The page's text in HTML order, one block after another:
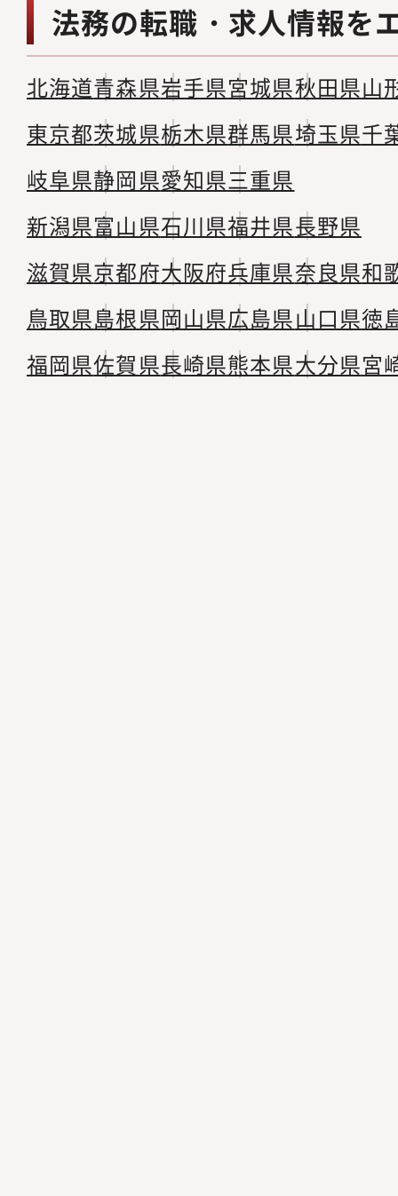
法務の転職・求人情報を
北海道青森県岩手県宮城県秋田県山
東京都茨城県栃木県群馬県埼玉県千
岐阜県静岡県愛知県三重県
新潟県富山県石川県福井県長野県
滋賀県京都府大阪府兵庫県奈良県和
鳥取県島根県岡山県広島県山口県徳
福岡県佐賀県長崎県熊本県大分県宮